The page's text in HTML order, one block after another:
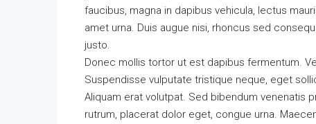
faucibus, magna in dapibus vehicula, lectus
amet urna. Duis augue nisi, rhoncus sed
justo.
Donec mollis tortor ut est dapibus fermentum.
Suspendisse vulputate tristique neque, eget
Aliquam erat volutpat. Sed bibendum venenatis
rutrum, placerat dolor eget, congue urna.